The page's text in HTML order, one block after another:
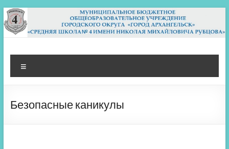
Перейти
к
содержимому
МБОУ СШ 4
Архангельск
Безопасные каникулы